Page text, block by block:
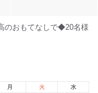
のおもてなしで◆20名様
月 火 水